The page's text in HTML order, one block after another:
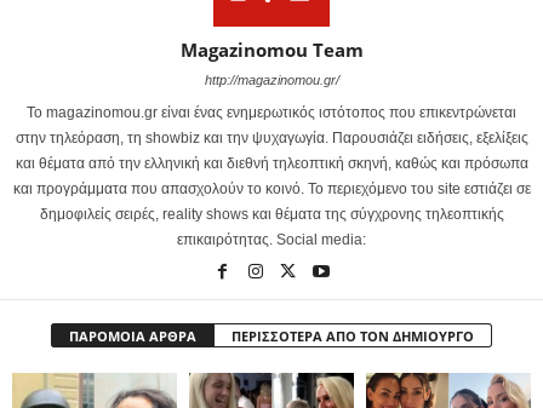
Magazinomou Team
http://magazinomou.gr/
Το magazinomou.gr είναι ένας ενημερωτικός ιστότοπος που επικεντρώνεται
στην τηλεόραση, τη showbiz και την ψυχαγωγία. Παρουσιάζει ειδήσεις, εξελίξεις
και θέματα από την ελληνική και διεθνή τηλεοπτική σκηνή, καθώς και πρόσωπα
και προγράμματα που απασχολούν το κοινό. Το περιεχόμενο του site εστιάζει σε
δημοφιλείς σειρές, reality shows και θέματα της σύγχρονης τηλεοπτικής
επικαιρότητας. Social media:
ΠΑΡΟΜΟΙΑ ΑΡΘΡΑ ΠΕΡΙΣΣΟΤΕΡΑ ΑΠΟ ΤΟΝ ΔΗΜΙΟΥΡΓΟ